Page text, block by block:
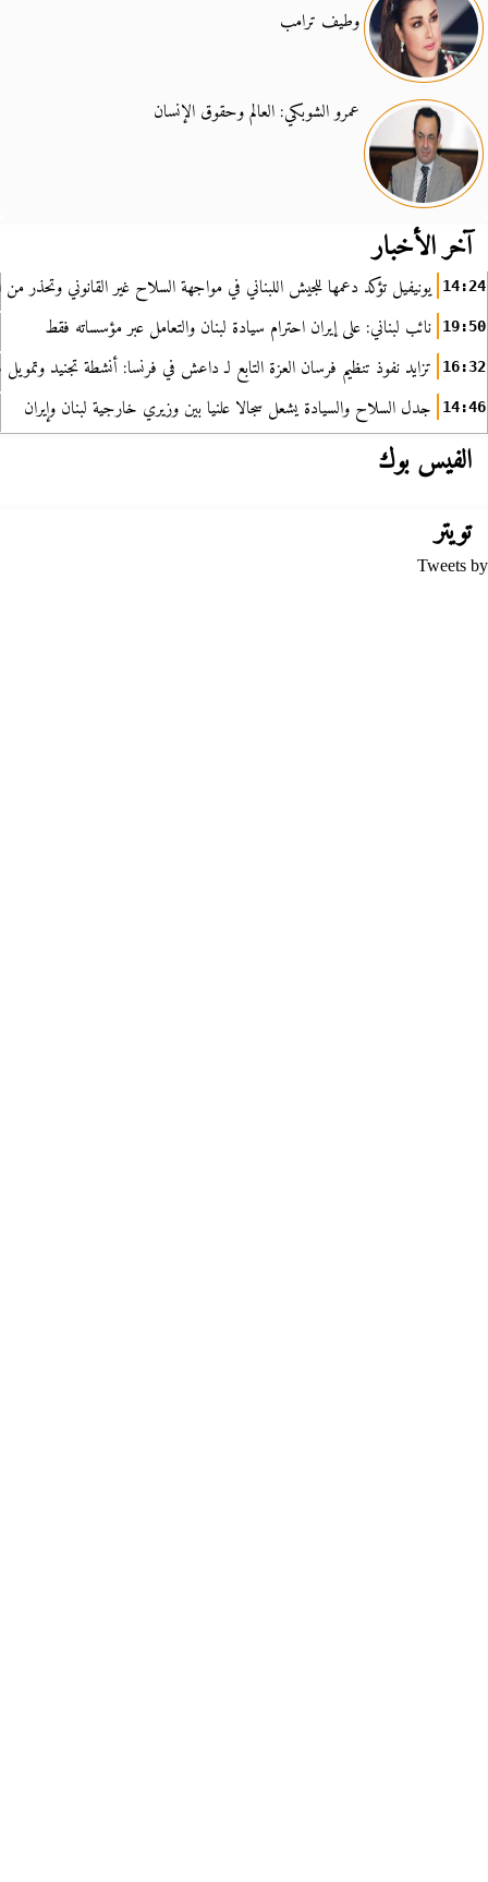
وطيف ترامب
عمرو الشوبكي: العالم وحقوق الإنسان
آخر الأخبار
14:24 يونيفيل تؤكد دعمها للجيش اللبناني في مواجهة السلاح غير القانوني وتحذر من
19:50 نائب لبناني: على إيران احترام سيادة لبنان والتعامل عبر مؤسساته فقط
16:32 تزايد نفوذ تنظيم فرسان العزة التابع لـ داعش في فرنسا: أنشطة تجنيد
14:46 جدل السلاح والسيادة يشعل سجالا علنيا بين وزيري خارجية لبنان وإيران
الفيس بوك
تويتر
Tweets by